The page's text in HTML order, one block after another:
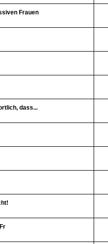
Frauen
dass...